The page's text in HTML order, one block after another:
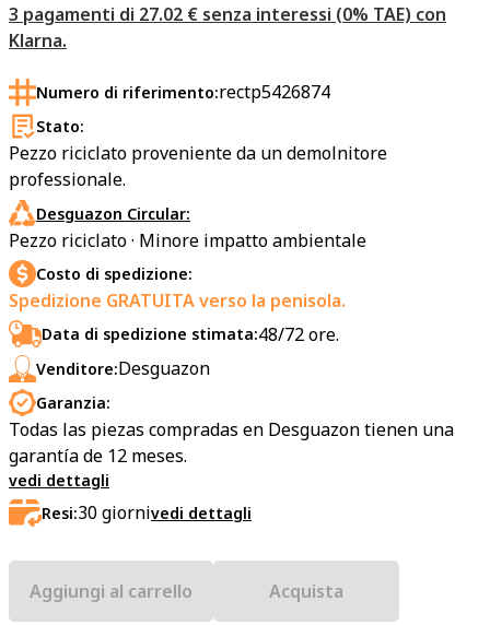
3 pagamenti di 27.02 € senza interessi (0% TAE) con
Klarna.
Numero di riferimento:rectp5426874
Stato:
Pezzo riciclato proveniente da un demolnitore
professionale.
Desguazon Circular:
Pezzo riciclato · Minore impatto ambientale
Costo di spedizione:
Spedizione GRATUITA verso la penisola.
Data di spedizione stimata:48/72 ore.
Venditore:Desguazon
Garanzia:
Todas las piezas compradas en Desguazon tienen una
garantía de 12 meses.
vedi dettagli
Resi:30giornivedi dettagli
Aggiungi al carrello Acquista